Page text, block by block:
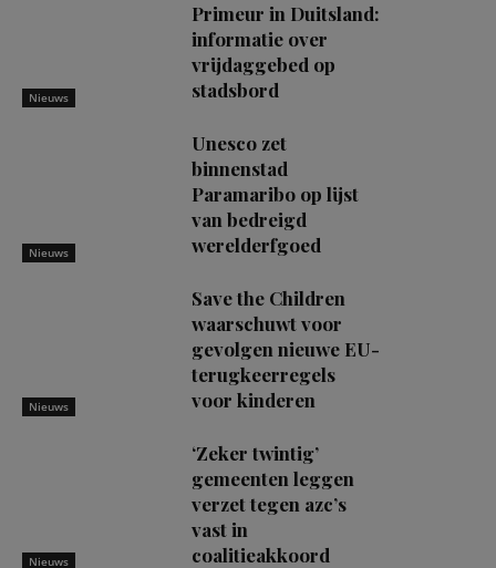
Nieuws
Primeur in Duitsland:
informatie over
vrijdaggebed op
stadsbord
Nieuws
Unesco zet
binnenstad
Paramaribo op lijst
van bedreigd
werelderfgoed
Nieuws
Save the Children
waarschuwt voor
gevolgen nieuwe EU-
terugkeerregels
voor kinderen
Nieuws
‘Zeker twintig’
gemeenten leggen
verzet tegen azc’s
vast in
coalitieakkoord